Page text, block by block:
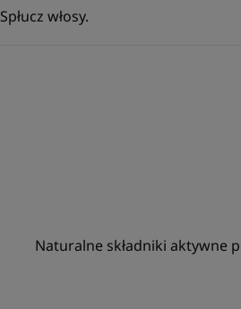
Spłucz włosy.
Naturalne składniki aktywne